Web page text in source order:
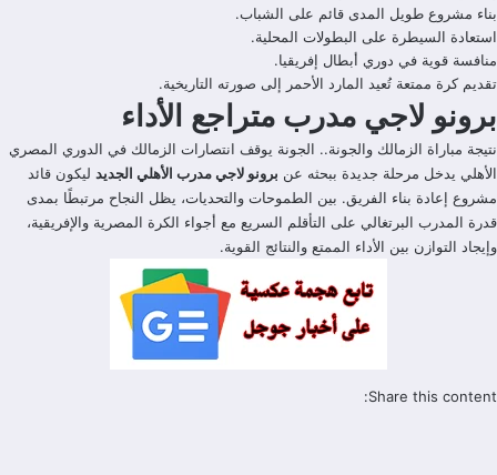
بناء مشروع طويل المدى قائم على الشباب.
استعادة السيطرة على البطولات المحلية.
منافسة قوية في دوري أبطال إفريقيا.
تقديم كرة ممتعة تُعيد المارد الأحمر إلى صورته التاريخية.
برونو لاجي مدرب متراجع الأداء
نتيجة مباراة الزمالك والجونة.. الجونة يوقف انتصارات الزمالك في الدوري المصري
الأهلي يدخل مرحلة جديدة ببحثه عن برونو لاجي مدرب الأهلي الجديد ليكون قائد
مشروع إعادة بناء الفريق. بين الطموحات والتحديات، يظل النجاح مرتبطًا بمدى
قدرة المدرب البرتغالي على التأقلم السريع مع أجواء الكرة المصرية والإفريقية،
وإيجاد التوازن بين الأداء الممتع والنتائج القوية.
Share this content: